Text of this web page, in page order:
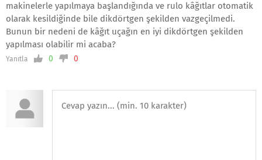
makinelerle yapılmaya başlandığında ve rulo kâğıtlar otomatik
olarak kesildiğinde bile dikdörtgen şekilden vazgeçilmedi.
Bunun bir nedeni de kâğıt uçağın en iyi dikdörtgen şekilden
yapılması olabilir mi acaba?
Yanıtla 0 0